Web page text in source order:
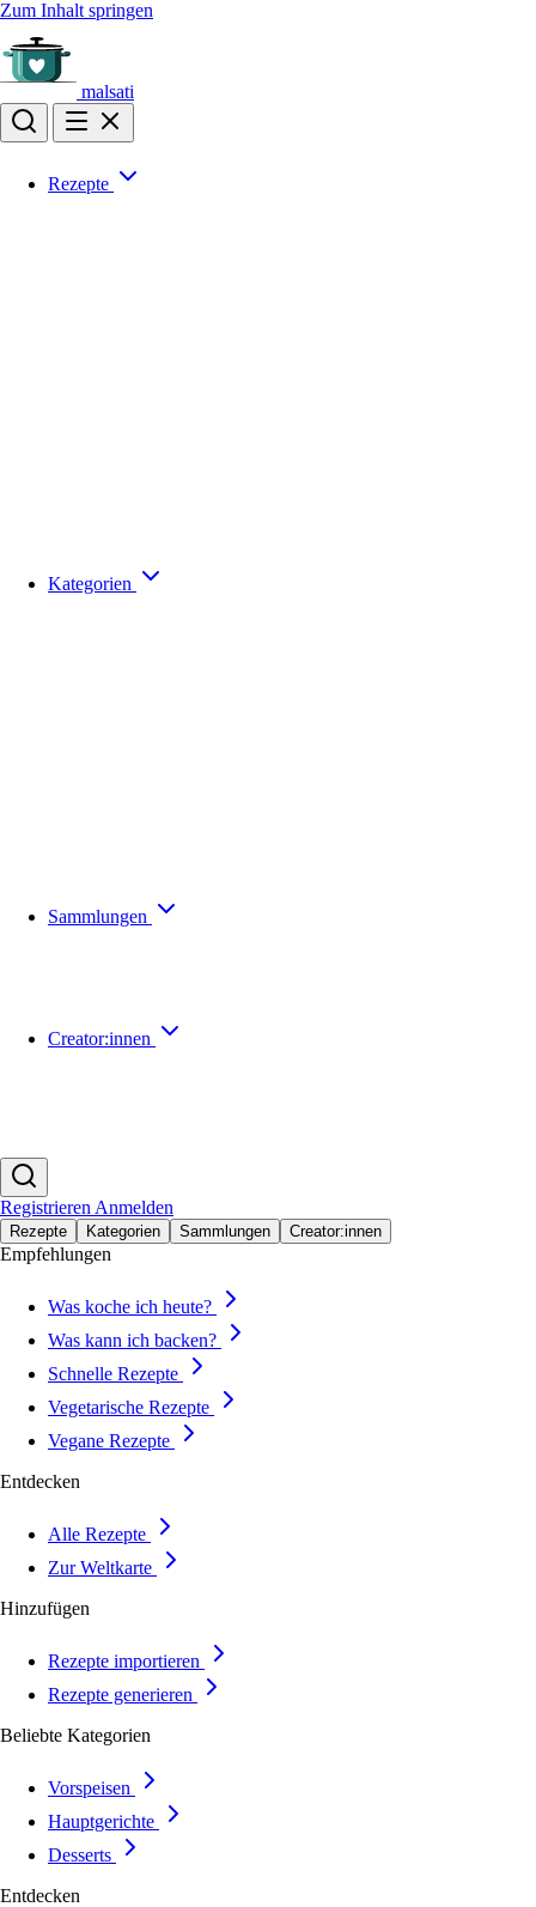
Zum Inhalt springen
malsati
Rezepte
Kategorien
Sammlungen
Creator:innen
Registrieren Anmelden
Rezepte Kategorien Sammlungen Creator:innen
Empfehlungen
Was koche ich heute?
Was kann ich backen?
Schnelle Rezepte
Vegetarische Rezepte
Vegane Rezepte
Entdecken
Alle Rezepte
Zur Weltkarte
Hinzufügen
Rezepte importieren
Rezepte generieren
Beliebte Kategorien
Vorspeisen
Hauptgerichte
Desserts
Entdecken